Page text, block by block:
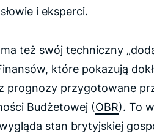
i eksperci.
też swój techniczny
które pokazują
prognozy przygotowane
Budżetowej (OBR). To
stan brytyjskiej